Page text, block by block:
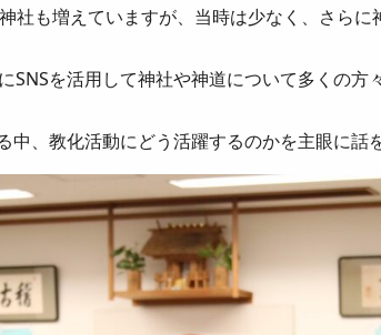
社も増えていますが、当時は少なく、さら
SNSを活用して神社や神道について多くの
、教化活動にどう活躍するのかを主眼に話